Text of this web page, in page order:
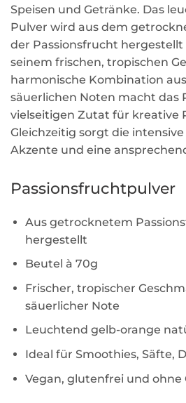
Speisen und Getränke. Das
Pulver wird aus dem
der Passionsfrucht
seinem frischen, tropischen
harmonische Kombination
säuerlichen Noten macht das
vielseitigen Zutat für kreative
Gleichzeitig sorgt die
Akzente und eine
Passionsfruchtpulver
Aus getrocknetem
hergestellt
Beutel à 70g
Frischer, tropischer
säuerlicher Note
Leuchtend gelb-orange
Ideal für Smoothies, Säfte,
Vegan, glutenfrei und ohne